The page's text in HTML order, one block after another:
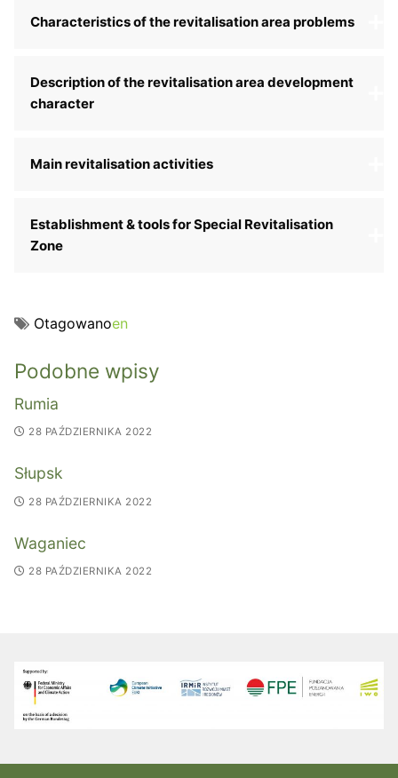
Characteristics of the revitalisation area problems
Description of the revitalisation area development
character
Main revitalisation activities
Establishment & tools for Special Revitalisation
Zone
Otagowanoen
Podobne wpisy
Rumia
28 PAŹDZIERNIKA 2022
Słupsk
28 PAŹDZIERNIKA 2022
Waganiec
28 PAŹDZIERNIKA 2022